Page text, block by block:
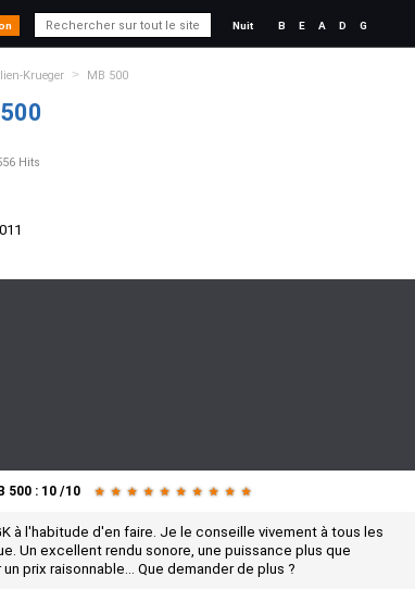
Nuit B E A D G
Krueger > MB 500
Hits
500 : 10 /10 ★ ★ ★ ★ ★ ★ ★ ★ ★ ★
à l'habitude d'en faire. Je le conseille vivement à tous les
Un excellent rendu sonore, une puissance plus que
prix raisonnable... Que demander de plus ?